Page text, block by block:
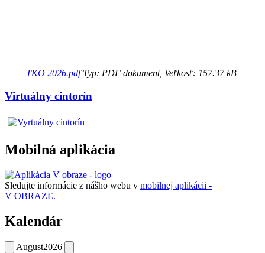
TKO 2026.pdfTyp: PDF dokument, Veľkosť: 157.37 kB
Virtuálny cintorín
Mobilná aplikácia
Sledujte informácie z nášho webu v mobilnej aplikácii -
V OBRAZE.
Kalendár
August2026